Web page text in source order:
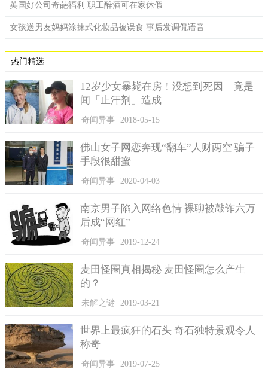
状。
但是蔡某庚觉得费用过高，超出了自己的经济承担能力。于
有一辆货车，就叫蔡某堤一起参与了这件事。于是就有了这起啼
12月15日晚，大家按照约定的时间到达池峰路，因为蔡某庚
驾车技术较差，怕事情超出了自己的控制。于是就由杜某驾驶小
轿车去追尾小货车。民警调取了附近的监控发现蔡某庚交代的事
网恢恢疏而不漏，细心的民警第一时间就发现了事情的破绽。等
待三个人的也将是法律的裁决。
常在河边走，哪有不湿鞋。希望每个人都能端正自己的思
英国好公司奇葩福利 职工醉酒可在家休假
女孩送男友妈妈涂抹式化妆品被误食 事后发调侃语音
热门精选
12岁少女暴毙在房！没想到死因 竟是
闻「止汗剂」造成
奇闻异事 2018-05-15
佛山女子网恋奔现“翻车”人财两空 骗子
手段很甜蜜
奇闻异事 2020-04-03
南京男子陷入网络色情 裸聊被敲诈六万
后成“网红”
奇闻异事 2019-12-24
麦田怪圈真相揭秘 麦田怪圈怎么产生
的？
未解之谜 2019-03-21
世界上最疯狂的石头 奇石独特景观令人
称奇
奇闻异事 2019-07-25